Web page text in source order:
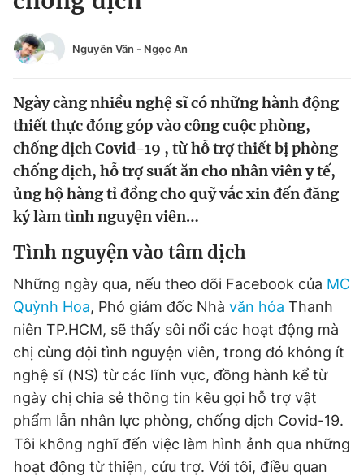
Chào ngày mới Tin 24h
Tin thị trường Tin 360
Video Magazine
Sản phẩm khác
Tiện ích Bạn cần biết
Thông tin tòa soạn Liên hệ quảng cáo
Đọc Thanh Niên trên điện thoại
Tin đã xem
Nguyên Vân - Ngọc An
Ngày càng nhiều nghệ sĩ có những hành động
thiết thực đóng góp vào công cuộc phòng,
chống dịch Covid-19 , từ hỗ trợ thiết bị phòng
chống dịch, hỗ trợ suất ăn cho nhân viên y tế,
ủng hộ hàng tỉ đồng cho quỹ vắc xin đến đăng
ký làm tình nguyện viên…
Tình nguyện vào tâm dịch
Những ngày qua, nếu theo dõi Facebook của MC
Quỳnh Hoa, Phó giám đốc Nhà văn hóa Thanh
niên TP.HCM, sẽ thấy sôi nổi các hoạt động mà
chị cùng đội tình nguyện viên, trong đó không ít
nghệ sĩ (NS) từ các lĩnh vực, đồng hành kể từ
ngày chị chia sẻ thông tin kêu gọi hỗ trợ vật
phẩm lẫn nhân lực phòng, chống dịch Covid-19.
Tôi không nghĩ đến việc làm hình ảnh qua những
hoạt động từ thiện, cứu trợ. Với tôi, điều quan